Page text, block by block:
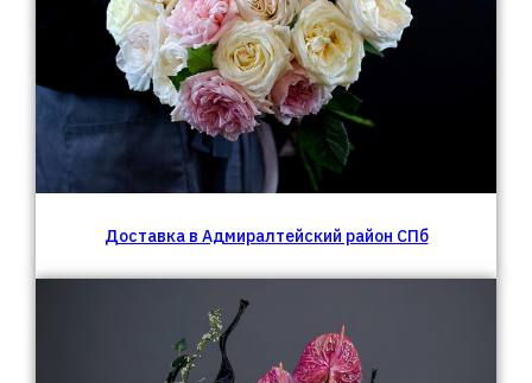
Доставка в Адмиралтейский район СПб